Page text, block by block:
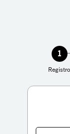
1
Registro